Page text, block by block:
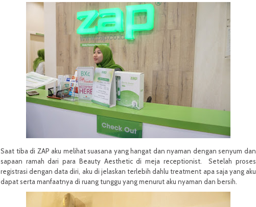
Saat tiba di ZAP aku melihat suasana yang hangat dan nyaman dengan senyum dan
sapaan ramah dari para Beauty Aesthetic di meja receptionist. Setelah proses
registrasi dengan data diri, aku di jelaskan terlebih dahlu treatment apa saja yang aku
dapat serta manfaatnya di ruang tunggu yang menurut aku nyaman dan bersih.